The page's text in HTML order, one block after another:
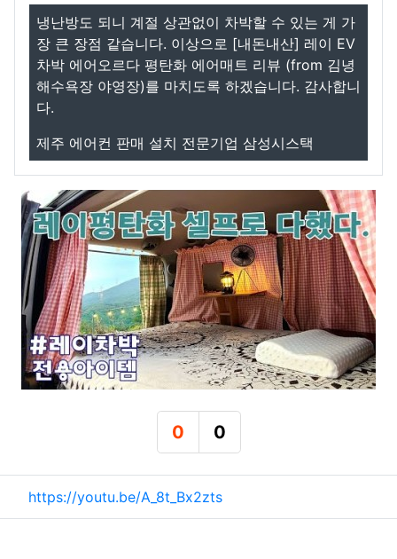
냉난방도 되니 계절 상관없이 차박할 수 있는 게 가
장 큰 장점 같습니다. 이상으로 [내돈내산] 레이 EV
차박 에어오르다 평탄화 에어매트 리뷰 (from 김녕
해수욕장 야영장)를 마치도록 하겠습니다. 감사합니
다.
제주 에어컨 판매 설치 전문기업 삼성시스택
0
추천
0
비추천
관련자료
https://youtu.be/A_8t_Bx2zts